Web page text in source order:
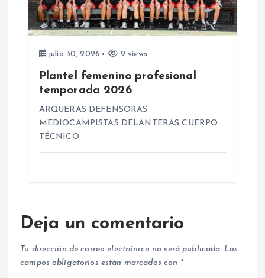
julio 30, 2026 9 views
Plantel femenino profesional
temporada 2026
ARQUERAS DEFENSORAS
MEDIOCAMPISTAS DELANTERAS CUERPO
TÉCNICO
Deja un comentario
Tu dirección de correo electrónico no será publicada. Los
campos obligatorios están marcados con *